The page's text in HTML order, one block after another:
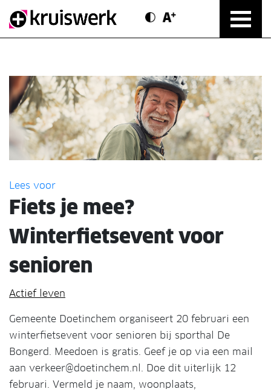
Direct door naar content
Contrast modus
Text vergroten
Lees voor
Fiets je mee?
Winterfietsevent voor
senioren
Actief leven
Gemeente Doetinchem organiseert 20 februari een
winterfietsevent voor senioren bij sporthal De
Bongerd. Meedoen is gratis. Geef je op via een mail
aan verkeer@doetinchem.nl. Doe dit uiterlijk 12
februari. Vermeld je naam, woonplaats,